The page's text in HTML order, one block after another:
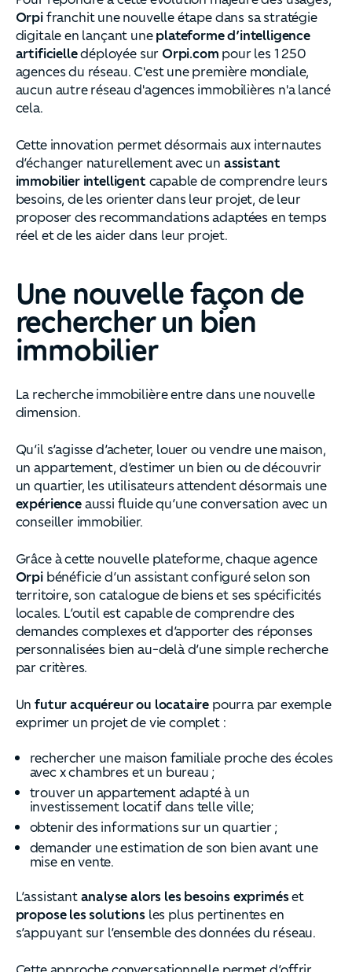
Orpifranchit une nouvelle étape dans sa stratégie
digitale en lançant uneplateforme d’intelligence
artificielledéployée sur Orpi.com pour les 1 250
agences du réseau. C'est une première mondiale,
aucun autre réseau d'agences immobilières n'a lancé
cela.
Cette innovation permet désormais aux internautes
d’échanger naturellement avec un assistant
immobilier intelligent capable de comprendre leurs
besoins, de les orienter dans leur projet, de leur
proposer des recommandations adaptées en temps
réel et de les aider dans leur projet.
Une nouvelle façon de
rechercher un bien
immobilier
La recherche immobilière entre dans une nouvelle
dimension.
Qu’il s’agisse d’acheter, louer ou vendre une maison,
un appartement, d’estimer un bien ou de découvrir
un quartier, les utilisateurs attendent désormais une
expérienceaussi fluide qu’une conversation avec un
conseiller immobilier.
Grâce à cette nouvelle plateforme, chaque agence
Orpi bénéficie d’un assistant configuré selon son
territoire, son catalogue de biens et ses spécificités
locales. L’outil est capable de comprendre des
demandes complexes et d’apporter des réponses
personnalisées bien au-delà d’une simple recherche
par critères.
Unfutur acquéreur ou locataire pourra par exemple
exprimer un projet de vie complet :
rechercher une maison familiale proche des écoles
avec x chambres et un bureau ;
trouver un appartement adapté à un
investissement locatif dans telle ville;
obtenir des informations sur un quartier ;
demander une estimation de son bien avant une
mise en vente.
L’assistantanalyse alors les besoins expriméset
propose les solutionsles plus pertinentes en
s’appuyant sur l’ensemble des données du réseau.